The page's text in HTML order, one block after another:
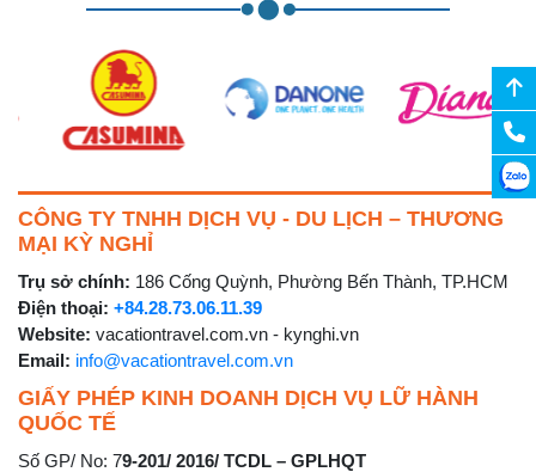
CÔNG TY TNHH DỊCH VỤ - DU LỊCH – THƯƠNG
MẠI KỲ NGHỈ
Trụ sở chính: 186 Cống Quỳnh, Phường Bến Thành, TP.HCM
Điện thoại: +84.28.73.06.11.39
Website: vacationtravel.com.vn - kynghi.vn
Email: info@vacationtravel.com.vn
GIẤY PHÉP KINH DOANH DỊCH VỤ LỮ HÀNH
QUỐC TẾ
Số GP/ No: 79-201/ 2016/ TCDL – GPLHQT